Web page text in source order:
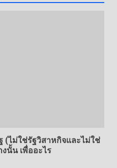
(ไม่ใช่รัฐวิสาหกิจและไม่ใช่
นั้น เพื่ออะไร